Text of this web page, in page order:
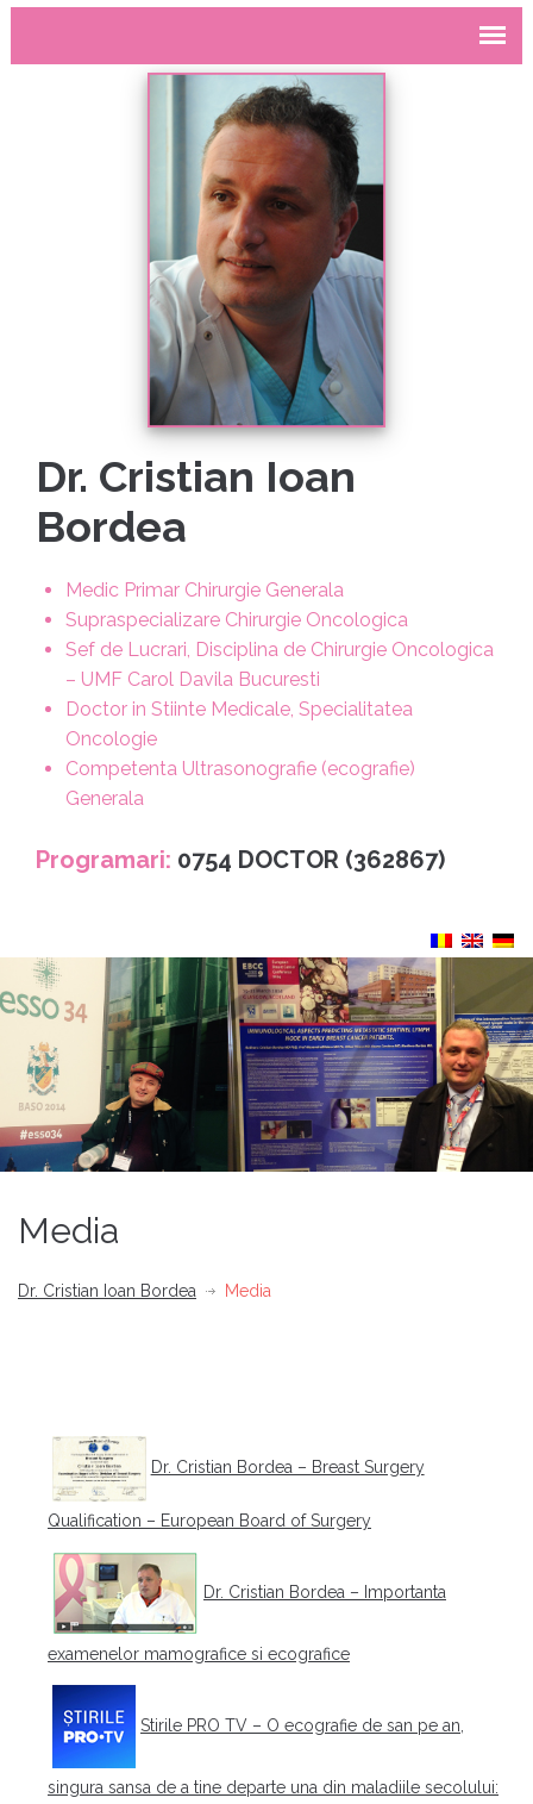
Dr. Cristian Ioan
Bordea
Medic Primar Chirurgie Generala
Supraspecializare Chirurgie Oncologica
Sef de Lucrari, Disciplina de Chirurgie Oncologica
– UMF Carol Davila Bucuresti
Doctor in Stiinte Medicale, Specialitatea
Oncologie
Competenta Ultrasonografie (ecografie)
Generala
Programari: 0754 DOCTOR (362867)
Media
Dr. Cristian Ioan Bordea Media
Dr. Cristian Bordea – Breast Surgery
Qualification – European Board of Surgery
Dr. Cristian Bordea – Importanta
examenelor mamografice si ecografice
Stirile PRO TV – O ecografie de san pe an,
singura sansa de a tine departe una din maladiile secolului: